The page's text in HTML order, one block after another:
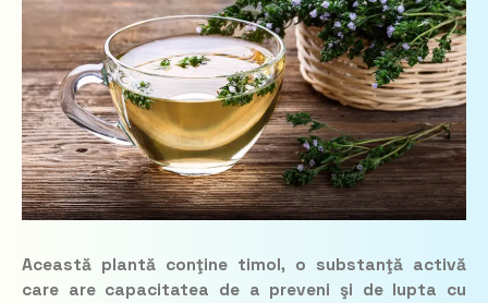
Această plantă conţine timol, o substanţă activă
care are capacitatea de a preveni şi de lupta cu